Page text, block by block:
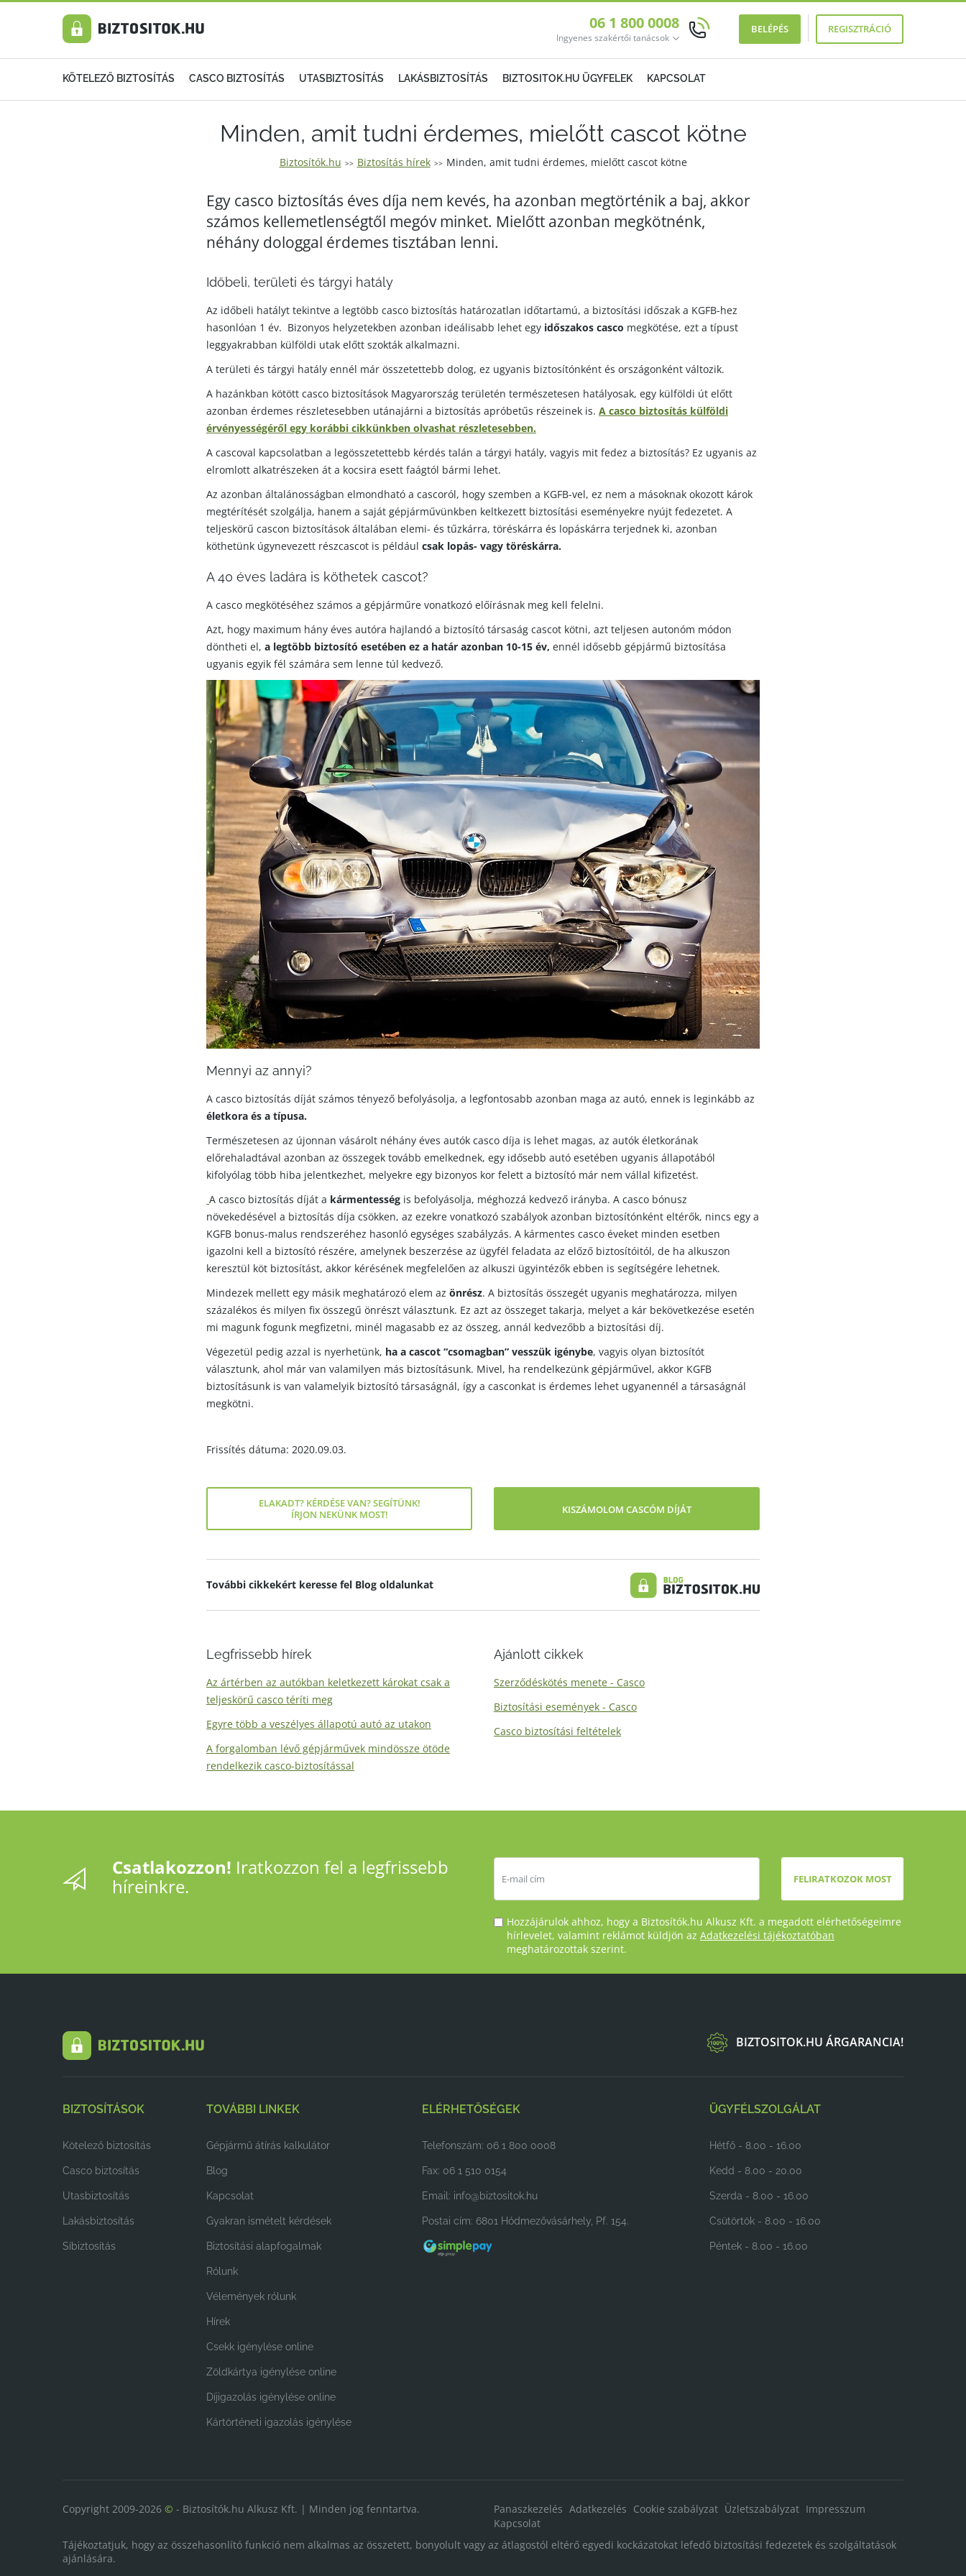
06 1 800 0008
Ingyenes szakértői tanácsok
BELÉPÉS REGISZTRÁCIÓ
KÖTELEZŐ BIZTOSÍTÁS CASCO BIZTOSÍTÁS UTASBIZTOSÍTÁS LAKÁSBIZTOSÍTÁS BIZTOSITOK.HU ÜGYFELEK KAPCSOLAT
Minden, amit tudni érdemes, mielőtt cascot kötne
Biztosítók.hu >> Biztosítás hírek >> Minden, amit tudni érdemes, mielőtt cascot kötne
Egy casco biztosítás éves díja nem kevés, ha azonban megtörténik a baj, akkor
számos kellemetlenségtől megóv minket. Mielőtt azonban megkötnénk,
néhány dologgal érdemes tisztában lenni.
Időbeli, területi és tárgyi hatály
Az időbeli hatályt tekintve a legtöbb casco biztosítás határozatlan időtartamú, a biztosítási időszak a KGFB-hez
hasonlóan 1 év. Bizonyos helyzetekben azonban ideálisabb lehet egy időszakos casco megkötése, ezt a típust
leggyakrabban külföldi utak előtt szokták alkalmazni.
A területi és tárgyi hatály ennél már összetettebb dolog, ez ugyanis biztosítónként és országonként változik.
A hazánkban kötött casco biztosítások Magyarország területén természetesen hatályosak, egy külföldi út előtt
azonban érdemes részletesebben utánajárni a biztosítás apróbetűs részeinek is. A casco biztosítás külföldi
érvényességéről egy korábbi cikkünkben olvashat részletesebben.
A cascoval kapcsolatban a legösszetettebb kérdés talán a tárgyi hatály, vagyis mit fedez a biztosítás? Ez ugyanis az
elromlott alkatrészeken át a kocsira esett faágtól bármi lehet.
Az azonban általánosságban elmondható a cascoról, hogy szemben a KGFB-vel, ez nem a másoknak okozott károk
megtérítését szolgálja, hanem a saját gépjárművünkben keltkezett biztosítási eseményekre nyújt fedezetet. A
teljeskörű cascon biztosítások általában elemi- és tűzkárra, töréskárra és lopáskárra terjednek ki, azonban
köthetünk úgynevezett részcascot is például csak lopás- vagy töréskárra.
A 40 éves ladára is köthetek cascot?
A casco megkötéséhez számos a gépjárműre vonatkozó előírásnak meg kell felelni.
Azt, hogy maximum hány éves autóra hajlandó a biztosító társaság cascot kötni, azt teljesen autonóm módon
döntheti el, a legtöbb biztosító esetében ez a határ azonban 10-15 év, ennél idősebb gépjármű biztosítása
ugyanis egyik fél számára sem lenne túl kedvező.
Mennyi az annyi?
A casco biztosítás díját számos tényező befolyásolja, a legfontosabb azonban maga az autó, ennek is leginkább az
életkora és a típusa.
Természetesen az újonnan vásárolt néhány éves autók casco díja is lehet magas, az autók életkorának
előrehaladtával azonban az összegek tovább emelkednek, egy idősebb autó esetében ugyanis állapotából
kifolyólag több hiba jelentkezhet, melyekre egy bizonyos kor felett a biztosító már nem vállal kifizetést.
A casco biztosítás díját a kármentesség is befolyásolja, méghozzá kedvező irányba. A casco bónusz
növekedésével a biztosítás díja csökken, az ezekre vonatkozó szabályok azonban biztosítónként eltérők, nincs egy a
KGFB bonus-malus rendszeréhez hasonló egységes szabályzás. A kármentes casco éveket minden esetben
igazolni kell a biztosító részére, amelynek beszerzése az ügyfél feladata az előző biztosítóitól, de ha alkuszon
keresztül köt biztosítást, akkor kérésének megfelelően az alkuszi ügyintézők ebben is segítségére lehetnek.
Mindezek mellett egy másik meghatározó elem az önrész. A biztosítás összegét ugyanis meghatározza, milyen
százalékos és milyen fix összegű önrészt választunk. Ez azt az összeget takarja, melyet a kár bekövetkezése esetén
mi magunk fogunk megfizetni, minél magasabb ez az összeg, annál kedvezőbb a biztosítási díj.
Végezetül pedig azzal is nyerhetünk, ha a cascot “csomagban” vesszük igénybe, vagyis olyan biztosítót
választunk, ahol már van valamilyen más biztosításunk. Mivel, ha rendelkezünk gépjárművel, akkor KGFB
biztosításunk is van valamelyik biztosító társaságnál, így a casconkat is érdemes lehet ugyanennél a társaságnál
megkötni.
Frissítés dátuma: 2020.09.03.
ELAKADT? KÉRDÉSE VAN? SEGÍTÜNK!
ÍRJON NEKÜNK MOST!
KISZÁMOLOM CASCÓM DÍJÁT
További cikkekért keresse fel Blog oldalunkat
Legfrissebb hírek
Az ártérben az autókban keletkezett károkat csak a
teljeskörű casco téríti meg
Egyre több a veszélyes állapotú autó az utakon
A forgalomban lévő gépjárművek mindössze ötöde
rendelkezik casco-biztosítással
Ajánlott cikkek
Szerződéskötés menete - Casco
Biztosítási események - Casco
Casco biztosítási feltételek
Csatlakozzon! Iratkozzon fel a legfrissebb
híreinkre.
FELIRATKOZOK MOST
Hozzájárulok ahhoz, hogy a Biztosítók.hu Alkusz Kft. a megadott elérhetőségeimre
hírlevelet, valamint reklámot küldjön az Adatkezelési tájékoztatóban
meghatározottak szerint.
BIZTOSITOK.HU ÁRGARANCIA!
BIZTOSÍTÁSOK
Kötelező biztosítás
Casco biztosítás
Utasbiztosítás
Lakásbiztosítás
Síbiztosítás
TOVÁBBI LINKEK
Gépjármű átírás kalkulátor
Blog
Kapcsolat
Gyakran ismételt kérdések
Biztosítási alapfogalmak
Rólunk
Vélemények rólunk
Hírek
Csekk igénylése online
Zöldkártya igénylése online
Díjigazolás igénylése online
Kártörténeti igazolás igénylése
ELÉRHETŐSÉGEK
Telefonszám: 06 1 800 0008
Fax: 06 1 510 0154
Email: info@biztositok.hu
Postai cím: 6801 Hódmezővásárhely, Pf. 154.
ÜGYFÉLSZOLGÁLAT
Hétfő - 8.00 - 16.00
Kedd - 8.00 - 20.00
Szerda - 8.00 - 16.00
Csütörtök - 8.00 - 16.00
Péntek - 8.00 - 16.00
Panaszkezelés Adatkezelés Cookie szabályzat Üzletszabályzat Impresszum
Kapcsolat
Copyright 2009-2026 © - Biztosítók.hu Alkusz Kft. | Minden jog fenntartva.
Tájékoztatjuk, hogy az összehasonlító funkció nem alkalmas az összetett, bonyolult vagy az átlagostól eltérő egyedi kockázatokat lefedő biztosítási fedezetek és szolgáltatások
ajánlására.